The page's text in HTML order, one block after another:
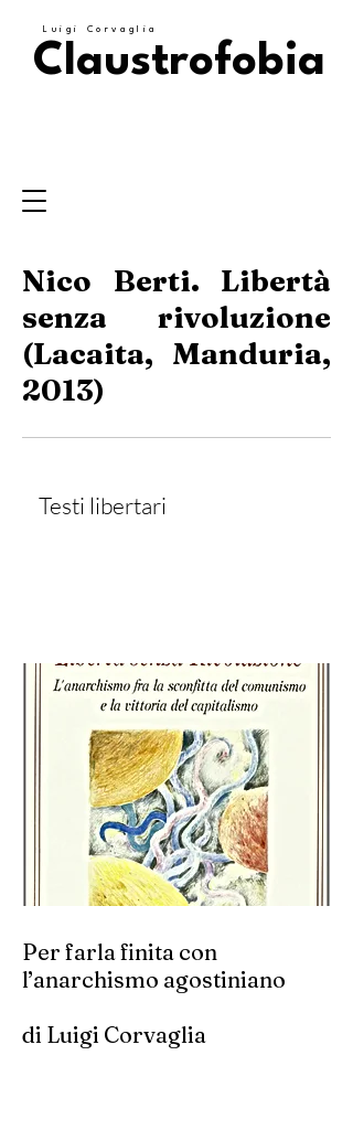
Luigi Corvaglia
Claustrofobia
Nico Berti. Libertà
senza rivoluzione
(Lacaita, Manduria,
2013)
Testi libertari
Per farla finita con
l’anarchismo agostiniano
di Luigi Corvaglia